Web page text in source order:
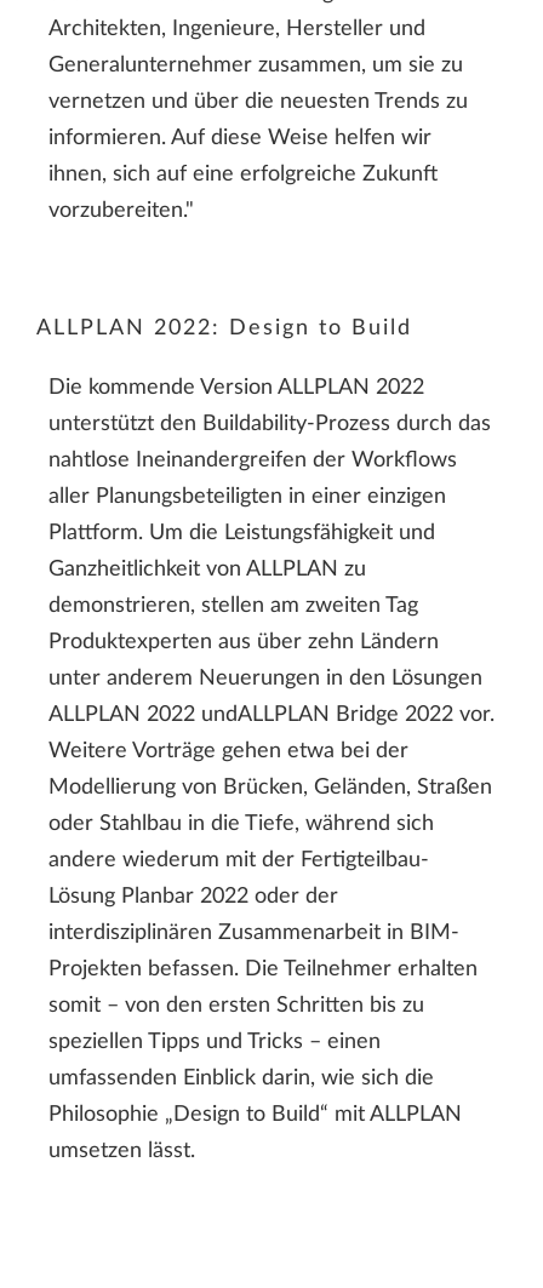
Architekten, Ingenieure, Hersteller und
Generalunternehmer zusammen, um sie zu
vernetzen und über die neuesten Trends zu
informieren. Auf diese Weise helfen wir
ihnen, sich auf eine erfolgreiche Zukunft
vorzubereiten."
ALLPLAN 2022: Design to Build
Die kommende Version ALLPLAN 2022
unterstützt den Buildability-Prozess durch das
nahtlose Ineinandergreifen der Workflows
aller Planungsbeteiligten in einer einzigen
Plattform. Um die Leistungsfähigkeit und
Ganzheitlichkeit von ALLPLAN zu
demonstrieren, stellen am zweiten Tag
Produktexperten aus über zehn Ländern
unter anderem Neuerungen in den Lösungen
ALLPLAN 2022 undALLPLAN Bridge 2022 vor.
Weitere Vorträge gehen etwa bei der
Modellierung von Brücken, Geländen, Straßen
oder Stahlbau in die Tiefe, während sich
andere wiederum mit der Fertigteilbau-
Lösung Planbar 2022 oder der
interdisziplinären Zusammenarbeit in BIM-
Projekten befassen. Die Teilnehmer erhalten
somit – von den ersten Schritten bis zu
speziellen Tipps und Tricks – einen
umfassenden Einblick darin, wie sich die
Philosophie „Design to Build“ mit ALLPLAN
umsetzen lässt.